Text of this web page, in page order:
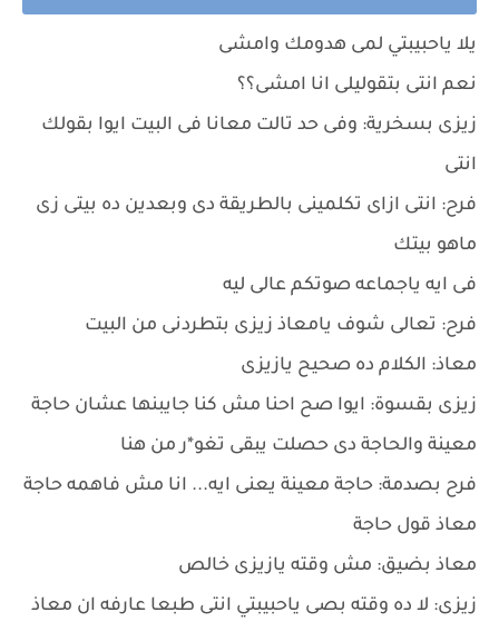
يلا ياحبيبتي لمى هدومك وامشى
نعم انتى بتقوليلى انا امشى؟؟
زيزى بسخرية: وفى حد تالت معانا فى البيت ايوا بقولك
انتى
فرح: انتى ازاى تكلمينى بالطريقة دى وبعدين ده بيتى زى
ماهو بيتك
فى ايه ياجماعه صوتكم عالى ليه
فرح: تعالى شوف يامعاذ زيزى بتطردنى من البيت
معاذ: الكلام ده صحيح يازيزى
زيزى بقسوة: ايوا صح احنا مش كنا جايبنها عشان حاجة
معينة والحاجة دى حصلت يبقى تغو*ر من هنا
فرح بصدمة: حاجة معينة يعنى ايه... انا مش فاهمه حاجة
معاذ قول حاجة
معاذ بضيق: مش وقته يازيزى خالص
زيزى: لا ده وقته بصى ياحبيبتي انتى طبعا عارفه ان معاذ